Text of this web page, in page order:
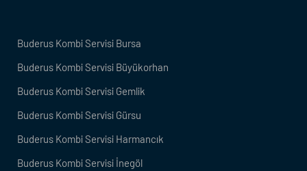
Buderus Kombi Servisi Bursa
Buderus Kombi Servisi Büyükorhan
Buderus Kombi Servisi Gemlik
Buderus Kombi Servisi Gürsu
Buderus Kombi Servisi Harmancık
Buderus Kombi Servisi İnegöl